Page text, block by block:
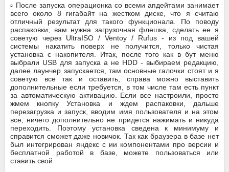
▫️ После запуска операционка со всеми апдейтами занимает
всего около 8 гигабайт на жестком диске, что я считаю
отличный результат для такого функционала. По поводу
распаковки, вам нужна загрузочная флешка, сделать ее я
советую через UltraISO / Ventoy / Rufus - из под вашей
системы накатить поверх не получится, только чистая
установка с накопителя. Итак, после того как в бут меню
выбрали USB для запуска а не HDD - выбираем редакцию,
далее лаунчер запускается, там основные галочки стоят и я
советую все так и оставить, справа можно выставить
дополнительные если требуется, в том числе там есть пункт
за автоматическую активацию. Если все настроили, просто
жмем кнопку Установка и ждем распаковки, дальше
перезагрузка и запуск, вводим имя пользователя и на этом
все, ничего дополнительно не придется нажимать и никуда
переходить. Поэтому установка сведена к минимуму и
справится сможет даже новичок. Так как браузера в базе нет
был интегрирован яндeкс с ии компонентами про версии и
бесплатной работой в базе, можете пользоваться или
ставить свой.